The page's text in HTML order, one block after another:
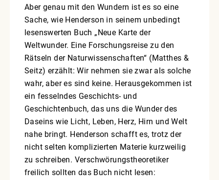
Aber genau mit den Wundern ist es so eine
Sache, wie Henderson in seinem unbedingt
lesenswerten Buch „Neue Karte der
Weltwunder. Eine Forschungsreise zu den
Rätseln der Naturwissenschaften“ (Matthes &
Seitz) erzählt: Wir nehmen sie zwar als solche
wahr, aber es sind keine. Herausgekommen ist
ein fesselndes Geschichts- und
Geschichtenbuch, das uns die Wunder des
Daseins wie Licht, Leben, Herz, Hirn und Welt
nahe bringt. Henderson schafft es, trotz der
nicht selten komplizierten Materie kurzweilig
zu schreiben. Verschwörungstheoretiker
freilich sollten das Buch nicht lesen: